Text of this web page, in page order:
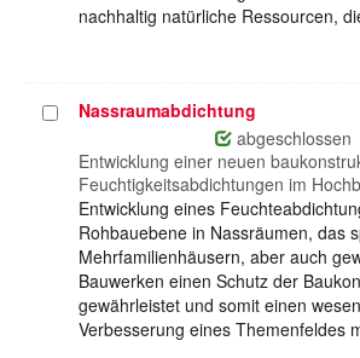
nachhaltig natürliche Ressourcen,
ProjektNassraumabdichtung
abgeschlossen
Entwicklung einer neuen
Feuchtigkeitsabdichtungen im
Entwicklung eines
Rohbauebene in Nassräumen, das
Mehrfamilienhäusern, aber auch
Bauwerken einen Schutz der
gewährleistet und somit einen
Verbesserung eines Themenfeldes